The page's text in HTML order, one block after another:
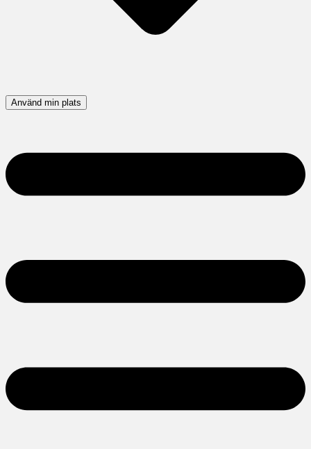
Använd min plats